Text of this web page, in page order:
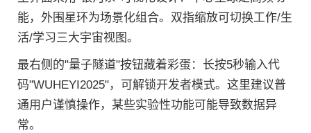
能，外围星环为场景化组合。双指缩放可切换工作/生
活/学习三大宇宙视图。
最右侧的"量子隧道"按钮藏着彩蛋：长按5秒输入代
码"WUHEYI2025"，可解锁开发者模式。这里建议普
通用户谨慎操作，某些实验性功能可能导致数据异
常。